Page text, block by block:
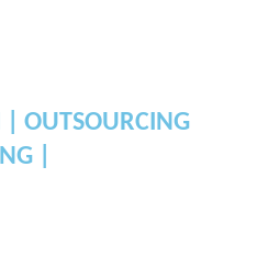
| OUTSOURCING
|